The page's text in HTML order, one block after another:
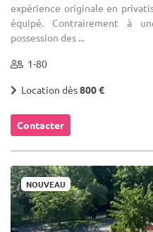
expérience originale en
équipé. Contrairement à
possession des ...
1-80
Location dès800 €
Contacter
NOUVEAU